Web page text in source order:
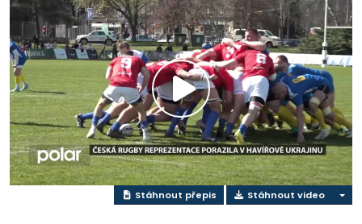
Přehrát
video
Stáhnout přepis Stáhnout video